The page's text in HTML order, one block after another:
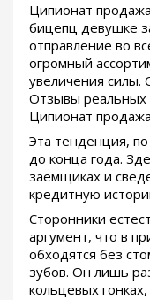
Ципионат
бицепц девушке
отправление во
огромный
увеличения силы.
Отзывы реальных
Ципионат
Эта тенденция,
до конца года.
заемщиках и
кредитную
Сторонники
аргумент, что в
обходятся без
зубов. Он лишь
кольцевых